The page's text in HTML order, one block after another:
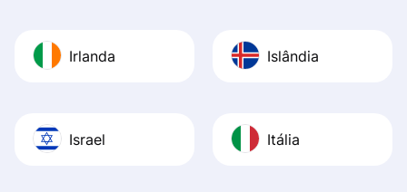
Irlanda Islândia
Israel Itália